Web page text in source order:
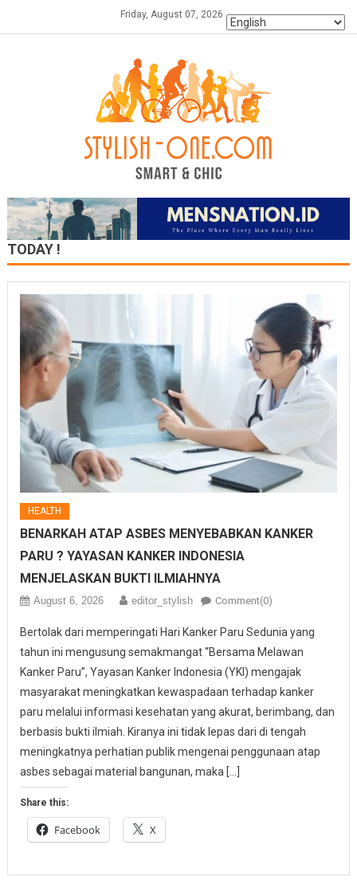
Friday, August 07, 2026
TODAY !
HEALTH
BENARKAH ATAP ASBES MENYEBABKAN KANKER
PARU ? YAYASAN KANKER INDONESIA
MENJELASKAN BUKTI ILMIAHNYA
August 6, 2026 editor_stylish Comment(0)
Bertolak dari memperingati Hari Kanker Paru Sedunia yang
tahun ini mengusung semakmangat “Bersama Melawan
Kanker Paru”, Yayasan Kanker Indonesia (YKI) mengajak
masyarakat meningkatkan kewaspadaan terhadap kanker
paru melalui informasi kesehatan yang akurat, berimbang, dan
berbasis bukti ilmiah. Kiranya ini tidak lepas dari di tengah
meningkatnya perhatian publik mengenai penggunaan atap
asbes sebagai material bangunan, maka […]
Share this:
Facebook X